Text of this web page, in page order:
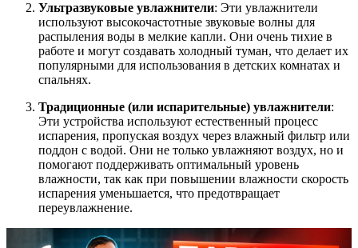
Ультразвуковые увлажнители: Эти увлажнители
используют высокочастотные звуковые волны для
распыления воды в мелкие капли. Они очень тихие в
работе и могут создавать холодный туман, что делает их
популярными для использования в детских комнатах и
спальнях.
Традиционные (или испарительные) увлажнители:
Эти устройства используют естественный процесс
испарения, пропуская воздух через влажный фильтр или
поддон с водой. Они не только увлажняют воздух, но и
помогают поддерживать оптимальный уровень
влажности, так как при повышении влажности скорость
испарения уменьшается, что предотвращает
переувлажнение.